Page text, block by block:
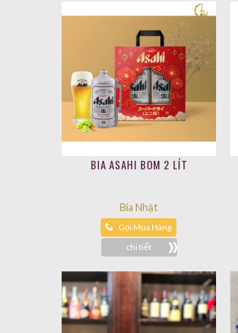
BIA ASAHI BOM 2 LÍT
Bia Nhật
Gọi Mua Hàng
chi tiết